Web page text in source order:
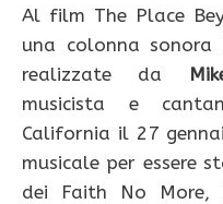
Al film The Place
una colonna
realizzate da
musicista e
California il 27
musicale per essere
dei Faith No